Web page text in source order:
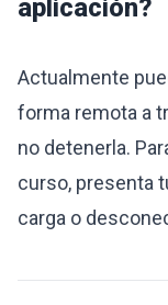
aplicación?
Actualmente
forma remota a
no detenerla.
curso, presenta
carga o